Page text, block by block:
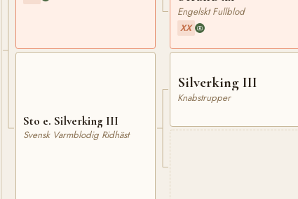
Sto e. Silverking III
Svensk Varmblodig Ridhäst
Engelskt Fullblod
XX
Silverking III
Knabstrupper